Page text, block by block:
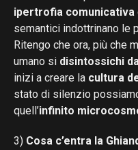
ipertrofia comunicativa
semantici indottrinano le
Ritengo che ora, più che
umano si disintossichi
inizi a creare la cultura
stato di silenzio
quell’infinito
3) Cosa c’entra la